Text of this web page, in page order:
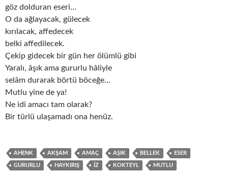
göz dolduran eseri…
O da ağlayacak, gülecek
kırılacak, affedecek
belki affedilecek.
Çekip gidecek bir gün her ölümlü gibi
Yaralı, âşık ama gururlu hâliyle
selâm durarak börtü böceğe…
Mutlu yine de ya!
Ne idi amacı tam olarak?
Bir türlü ulaşamadı ona henüz.
AHENK AKŞAM AMAÇ AŞIK BELLEK ESER
GURURLU HAYKIRIŞ IZ KOKTEYL MUTLU